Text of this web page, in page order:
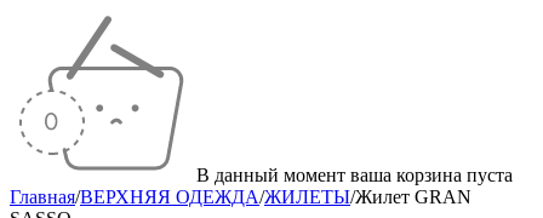
В данный момент ваша корзина пуста
Главная/ВЕРХНЯЯ ОДЕЖДА/ЖИЛЕТЫ/Жилет GRAN